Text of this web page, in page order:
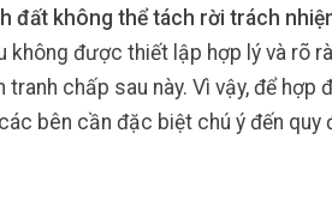
đất không thể tách rời trách
không được thiết lập hợp lý và rõ
tranh chấp sau này. Vì vậy, để
bên cần đặc biệt chú ý đến quy